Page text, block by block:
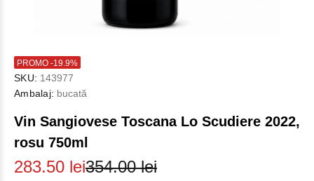
PROMO -19.9%
SKU: 143977
Ambalaj: bucată
Vin Sangiovese Toscana Lo Scudiere 2022,
rosu 750ml
283.50 lei354.00 lei